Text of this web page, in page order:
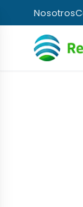
Nosotros